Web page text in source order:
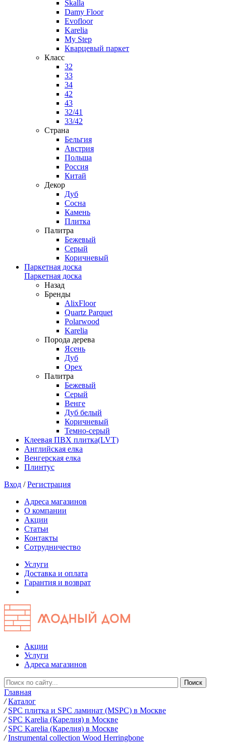
Skalla
Damy Floor
Evofloor
Karelia
My Step
Кварцевый паркет
Класс
32
33
34
42
43
32/41
33/42
Страна
Бельгия
Австрия
Польша
Россия
Китай
Декор
Дуб
Сосна
Камень
Плитка
Палитра
Бежевый
Серый
Коричневый
Паркетная доска
Паркетная доска
Назад
Бренды
AlixFloor
Quartz Parquet
Polarwood
Karelia
Порода дерева
Ясень
Дуб
Орех
Палитра
Бежевый
Серый
Венге
Дуб белый
Коричневый
Темно-серый
Клеевая ПВХ плитка(LVT)
Английская елка
Венгерская елка
Плинтус
Вход /Регистрация
Адреса магазинов
О компании
Акции
Статьи
Контакты
Сотрудничество
Услуги
Доставка и оплата
Гарантия и возврат
Акции
Услуги
Адреса магазинов
Главная
/ Каталог
/ SPC плитка и SPC ламинат (MSPC) в Москве
/ SPC Karelia (Карелия) в Москве
/ SPC Karelia (Карелия) в Москве
/ Instrumental collection Wood Herringbone